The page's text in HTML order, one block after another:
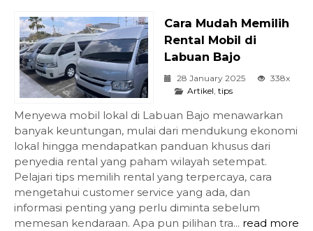
Cara Mudah Memilih
Rental Mobil di
Labuan Bajo
28 January 2025
338x
Artikel, tips
Menyewa mobil lokal di Labuan Bajo menawarkan
banyak keuntungan, mulai dari mendukung ekonomi
lokal hingga mendapatkan panduan khusus dari
penyedia rental yang paham wilayah setempat.
Pelajari tips memilih rental yang terpercaya, cara
mengetahui customer service yang ada, dan
informasi penting yang perlu diminta sebelum
memesan kendaraan. Apa pun pilihan tra... read more